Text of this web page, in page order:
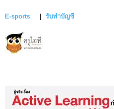
E-sports | รับทำบัญชี